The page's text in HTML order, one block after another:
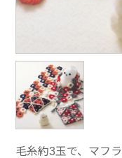
毛糸約3玉で、マフ